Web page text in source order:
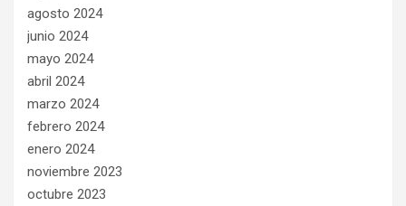
agosto 2024
junio 2024
mayo 2024
abril 2024
marzo 2024
febrero 2024
enero 2024
noviembre 2023
octubre 2023